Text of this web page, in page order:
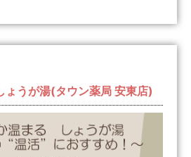
うが湯(タウン薬局 安東店)